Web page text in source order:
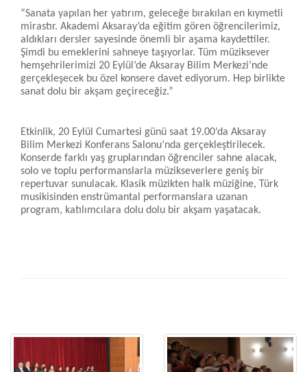
“Sanata yapılan her yatırım, geleceğe bırakılan en kıymetli
mirastır. Akademi Aksaray’da eğitim gören öğrencilerimiz,
aldıkları dersler sayesinde önemli bir aşama kaydettiler.
Şimdi bu emeklerini sahneye taşıyorlar. Tüm müziksever
hemşehrilerimizi 20 Eylül’de Aksaray Bilim Merkezi’nde
gerçekleşecek bu özel konsere davet ediyorum. Hep birlikte
sanat dolu bir akşam geçireceğiz.”
Etkinlik, 20 Eylül Cumartesi günü saat 19.00’da Aksaray
Bilim Merkezi Konferans Salonu’nda gerçekleştirilecek.
Konserde farklı yaş gruplarından öğrenciler sahne alacak,
solo ve toplu performanslarla müzikseverlere geniş bir
repertuvar sunulacak. Klasik müzikten halk müziğine, Türk
musikisinden enstrümantal performanslara uzanan
program, katılımcılara dolu dolu bir akşam yaşatacak.